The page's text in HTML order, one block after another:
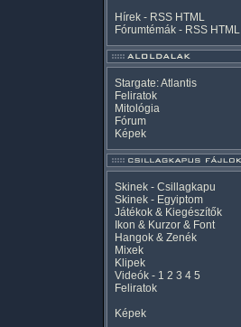
Hírek - RSS HTML
Fórumtémák - RSS HTML
Stargate: Atlantis
Feliratok
Mitológia
Fórum
Képek
Skinek - Csillagkapu
Skinek - Egyiptom
Játékok & Kiegészítők
Ikon & Kurzor & Font
Hangok & Zenék
Mixek
Klipek
Videók - 1 2 3 4 5
Feliratok
Képek